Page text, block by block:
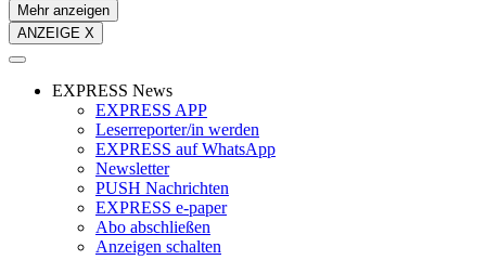
Mehr anzeigen
ANZEIGE X
EXPRESS News
EXPRESS APP
Leserreporter/in werden
EXPRESS auf WhatsApp
Newsletter
PUSH Nachrichten
EXPRESS e-paper
Abo abschließen
Anzeigen schalten